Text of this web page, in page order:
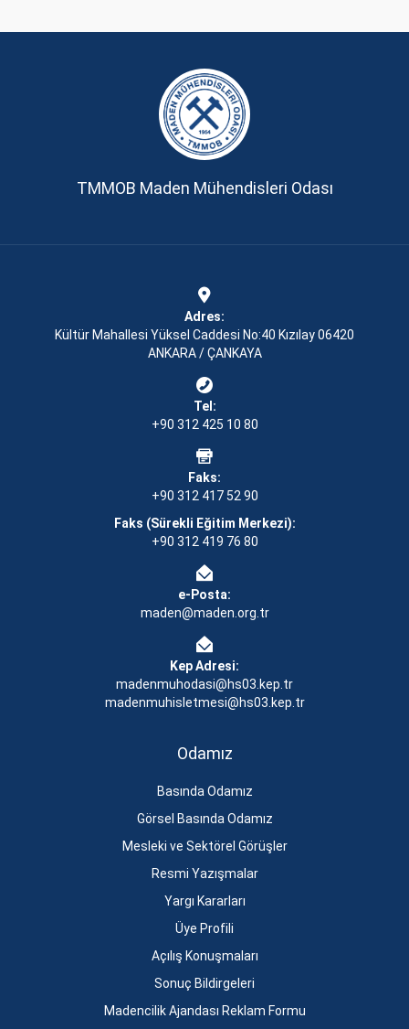
TMMOB Maden Mühendisleri Odası
Adres:
Kültür Mahallesi Yüksel Caddesi No:40 Kızılay 06420
ANKARA / ÇANKAYA
Tel:
+90 312 425 10 80
Faks:
+90 312 417 52 90
Faks (Sürekli Eğitim Merkezi):
+90 312 419 76 80
e-Posta:
maden@maden.org.tr
Kep Adresi:
madenmuhodasi@hs03.kep.tr
madenmuhisletmesi@hs03.kep.tr
Odamız
Basında Odamız
Görsel Basında Odamız
Mesleki ve Sektörel Görüşler
Resmi Yazışmalar
Yargı Kararları
Üye Profili
Açılış Konuşmaları
Sonuç Bildirgeleri
Madencilik Ajandası Reklam Formu